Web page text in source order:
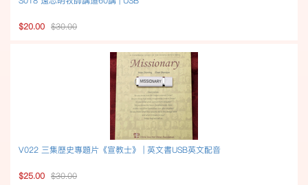
$20.00 $30.00
V022 三集歷史專題片《宣教士》 | 英文書USB英文配音
$25.00 $30.00